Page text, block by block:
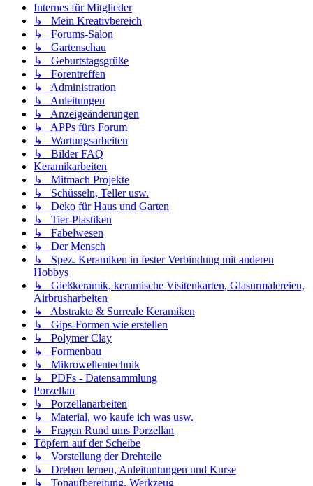
Internes für Mitglieder
↳ Mein Kreativbereich
↳ Forums-Salon
↳ Gartenschau
↳ Geburtstagsgrüße
↳ Forentreffen
↳ Administration
↳ Anleitungen
↳ Anzeigeänderungen
↳ APPs fürs Forum
↳ Wartungsarbeiten
↳ Bilder FAQ
Keramikarbeiten
↳ Mitmach Projekte
↳ Schüsseln, Teller usw.
↳ Deko für Haus und Garten
↳ Tier-Plastiken
↳ Fabelwesen
↳ Der Mensch
↳ Spez. Keramiken in fester Verbindung mit anderen
Hobbys
↳ Gießkeramik, keramische Visitenkarten, Glasurmalereien,
Airbrusharbeiten
↳ Abstrakte & Surreale Keramiken
↳ Gips-Formen wie erstellen
↳ Polymer Clay
↳ Formenbau
↳ Mikrowellentechnik
↳ PDFs - Datensammlung
Porzellan
↳ Porzellanarbeiten
↳ Material, wo kaufe ich was usw.
↳ Fragen Rund ums Porzellan
Töpfern auf der Scheibe
↳ Vorstellung der Drehteile
↳ Drehen lernen, Anleituntungen und Kurse
↳ Tonaufbereitung, Werkzeug